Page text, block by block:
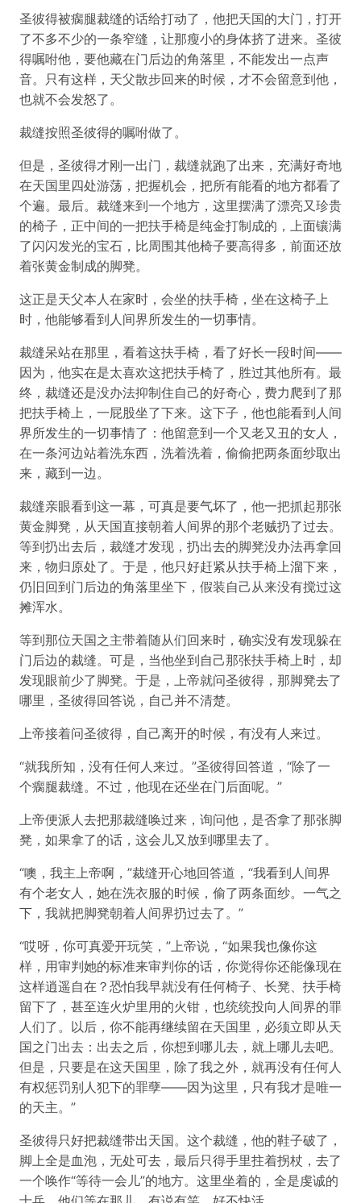
圣彼得被瘸腿裁缝的话给打动了，他把天国的大门，打开
了不多不少的一条窄缝，让那瘦小的身体挤了进来。圣彼
得嘱咐他，要他藏在门后边的角落里，不能发出一点声
音。只有这样，天父散步回来的时候，才不会留意到他，
也就不会发怒了。
裁缝按照圣彼得的嘱咐做了。
但是，圣彼得才刚一出门，裁缝就跑了出来，充满好奇地
在天国里四处游荡，把握机会，把所有能看的地方都看了
个遍。最后。裁缝来到一个地方，这里摆满了漂亮又珍贵
的椅子，正中间的一把扶手椅是纯金打制成的，上面镶满
了闪闪发光的宝石，比周围其他椅子要高得多，前面还放
着张黄金制成的脚凳。
这正是天父本人在家时，会坐的扶手椅，坐在这椅子上
时，他能够看到人间界所发生的一切事情。
裁缝呆站在那里，看着这扶手椅，看了好长一段时间——
因为，他实在是太喜欢这把扶手椅了，胜过其他所有。最
终，裁缝还是没办法抑制住自己的好奇心，费力爬到了那
把扶手椅上，一屁股坐了下来。这下子，他也能看到人间
界所发生的一切事情了：他留意到一个又老又丑的女人，
在一条河边站着洗东西，洗着洗着，偷偷把两条面纱取出
来，藏到一边。
裁缝亲眼看到这一幕，可真是要气坏了，他一把抓起那张
黄金脚凳，从天国直接朝着人间界的那个老贼扔了过去。
等到扔出去后，裁缝才发现，扔出去的脚凳没办法再拿回
来，物归原处了。于是，他只好赶紧从扶手椅上溜下来，
仍旧回到门后边的角落里坐下，假装自己从来没有搅过这
摊浑水。
等到那位天国之主带着随从们回来时，确实没有发现躲在
门后边的裁缝。可是，当他坐到自己那张扶手椅上时，却
发现眼前少了脚凳。于是，上帝就问圣彼得，那脚凳去了
哪里，圣彼得回答说，自己并不清楚。
上帝接着问圣彼得，自己离开的时候，有没有人来过。
“就我所知，没有任何人来过。”圣彼得回答道，“除了一
个瘸腿裁缝。不过，他现在还坐在门后面呢。”
上帝便派人去把那裁缝唤过来，询问他，是否拿了那张脚
凳，如果拿了的话，这会儿又放到哪里去了。
“噢，我主上帝啊，”裁缝开心地回答道，“我看到人间界
有个老女人，她在洗衣服的时候，偷了两条面纱。一气之
下，我就把脚凳朝着人间界扔过去了。”
“哎呀，你可真爱开玩笑，”上帝说，“如果我也像你这
样，用审判她的标准来审判你的话，你觉得你还能像现在
这样逍遥自在？恐怕我早就没有任何椅子、长凳、扶手椅
留下了，甚至连火炉里用的火钳，也统统投向人间界的罪
人们了。以后，你不能再继续留在天国里，必须立即从天
国之门出去：出去之后，你想到哪儿去，就上哪儿去吧。
但是，只要是在这天国里，除了我之外，就再没有任何人
有权惩罚别人犯下的罪孽——因为这里，只有我才是唯一
的天主。”
圣彼得只好把裁缝带出天国。这个裁缝，他的鞋子破了，
脚上全是血泡，无处可去，最后只得手里拄着拐杖，去了
一个唤作“等待一会儿”的地方。这里坐着的，全是虔诚的